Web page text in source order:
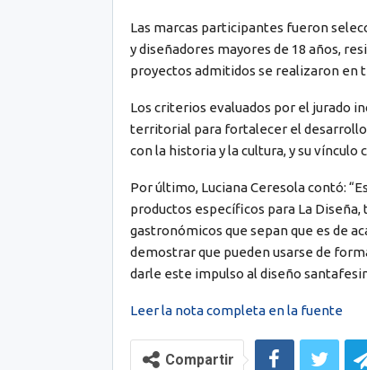
Las marcas participantes fueron
y diseñadores mayores de 18 años,
proyectos admitidos se realizaron en
Los criterios evaluados por el jurado
territorial para fortalecer el desarrollo
con la historia y la cultura, y su vínculo
Por último, Luciana Ceresola contó:
productos específicos para La
gastronómicos que sepan que es de
demostrar que pueden usarse de
darle este impulso al diseño
Leer la nota completa en la fuente
Compartir